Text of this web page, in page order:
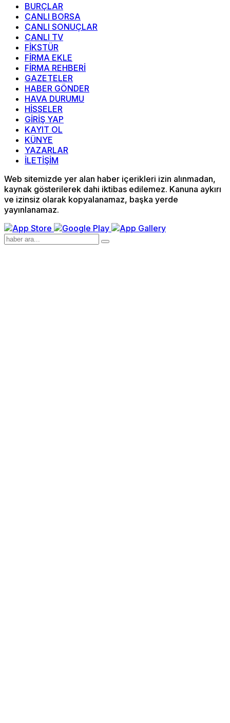
BURÇLAR
CANLI BORSA
CANLI SONUÇLAR
CANLI TV
FİKSTÜR
FİRMA EKLE
FİRMA REHBERİ
GAZETELER
HABER GÖNDER
HAVA DURUMU
HİSSELER
GİRİŞ YAP
KAYIT OL
KÜNYE
YAZARLAR
İLETİŞİM
Web sitemizde yer alan haber içerikleri izin alınmadan,
kaynak gösterilerek dahi iktibas edilemez. Kanuna aykırı
ve izinsiz olarak kopyalanamaz, başka yerde
yayınlanamaz.